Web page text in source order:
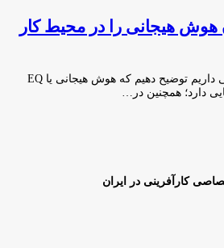
هیجانی را در محیط کار
ما در این مطلب سعی داریم توضیح دهیم که هوش هیجانی یا EQ
دارد؛ همچنین در…
کارآفرینی در ایران